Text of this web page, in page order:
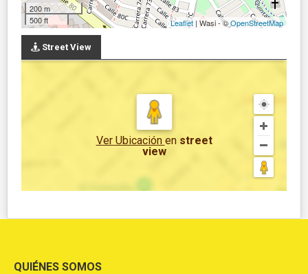
200 m
500 ft
Leaflet | Wasi - ©OpenStreetMap
Street View
Ver Ubicación en street
view
QUIÉNES SOMOS